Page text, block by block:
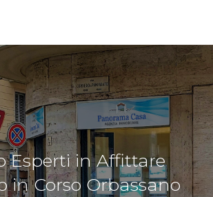
Esperti in Affittare
in Corso Orbassano